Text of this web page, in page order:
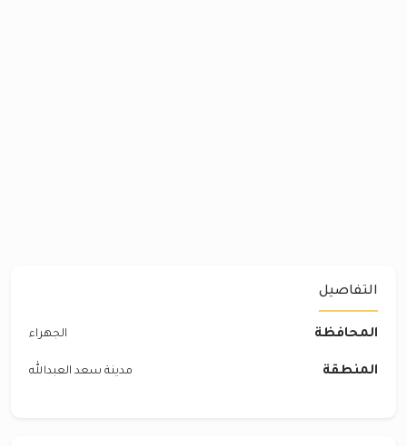
التفاصيل
المحافظة الجهراء
المنطقة مدينة سعد العبدالله